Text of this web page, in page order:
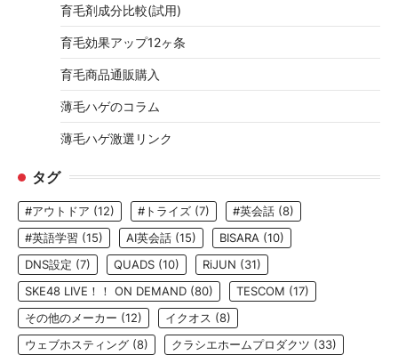
育毛剤成分比較(試用)
育毛効果アップ12ヶ条
育毛商品通販購入
薄毛ハゲのコラム
薄毛ハゲ激選リンク
タグ
#アウトドア (12) #トライズ (7) #英会話 (8)
#英語学習 (15) AI英会話 (15) BISARA (10)
DNS設定 (7) QUADS (10) RiJUN (31)
SKE48 LIVE！！ ON DEMAND (80) TESCOM (17)
その他のメーカー (12) イクオス (8)
ウェブホスティング (8) クラシエホームプロダクツ (33)